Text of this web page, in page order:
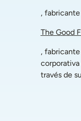
,
The Good
,
través de